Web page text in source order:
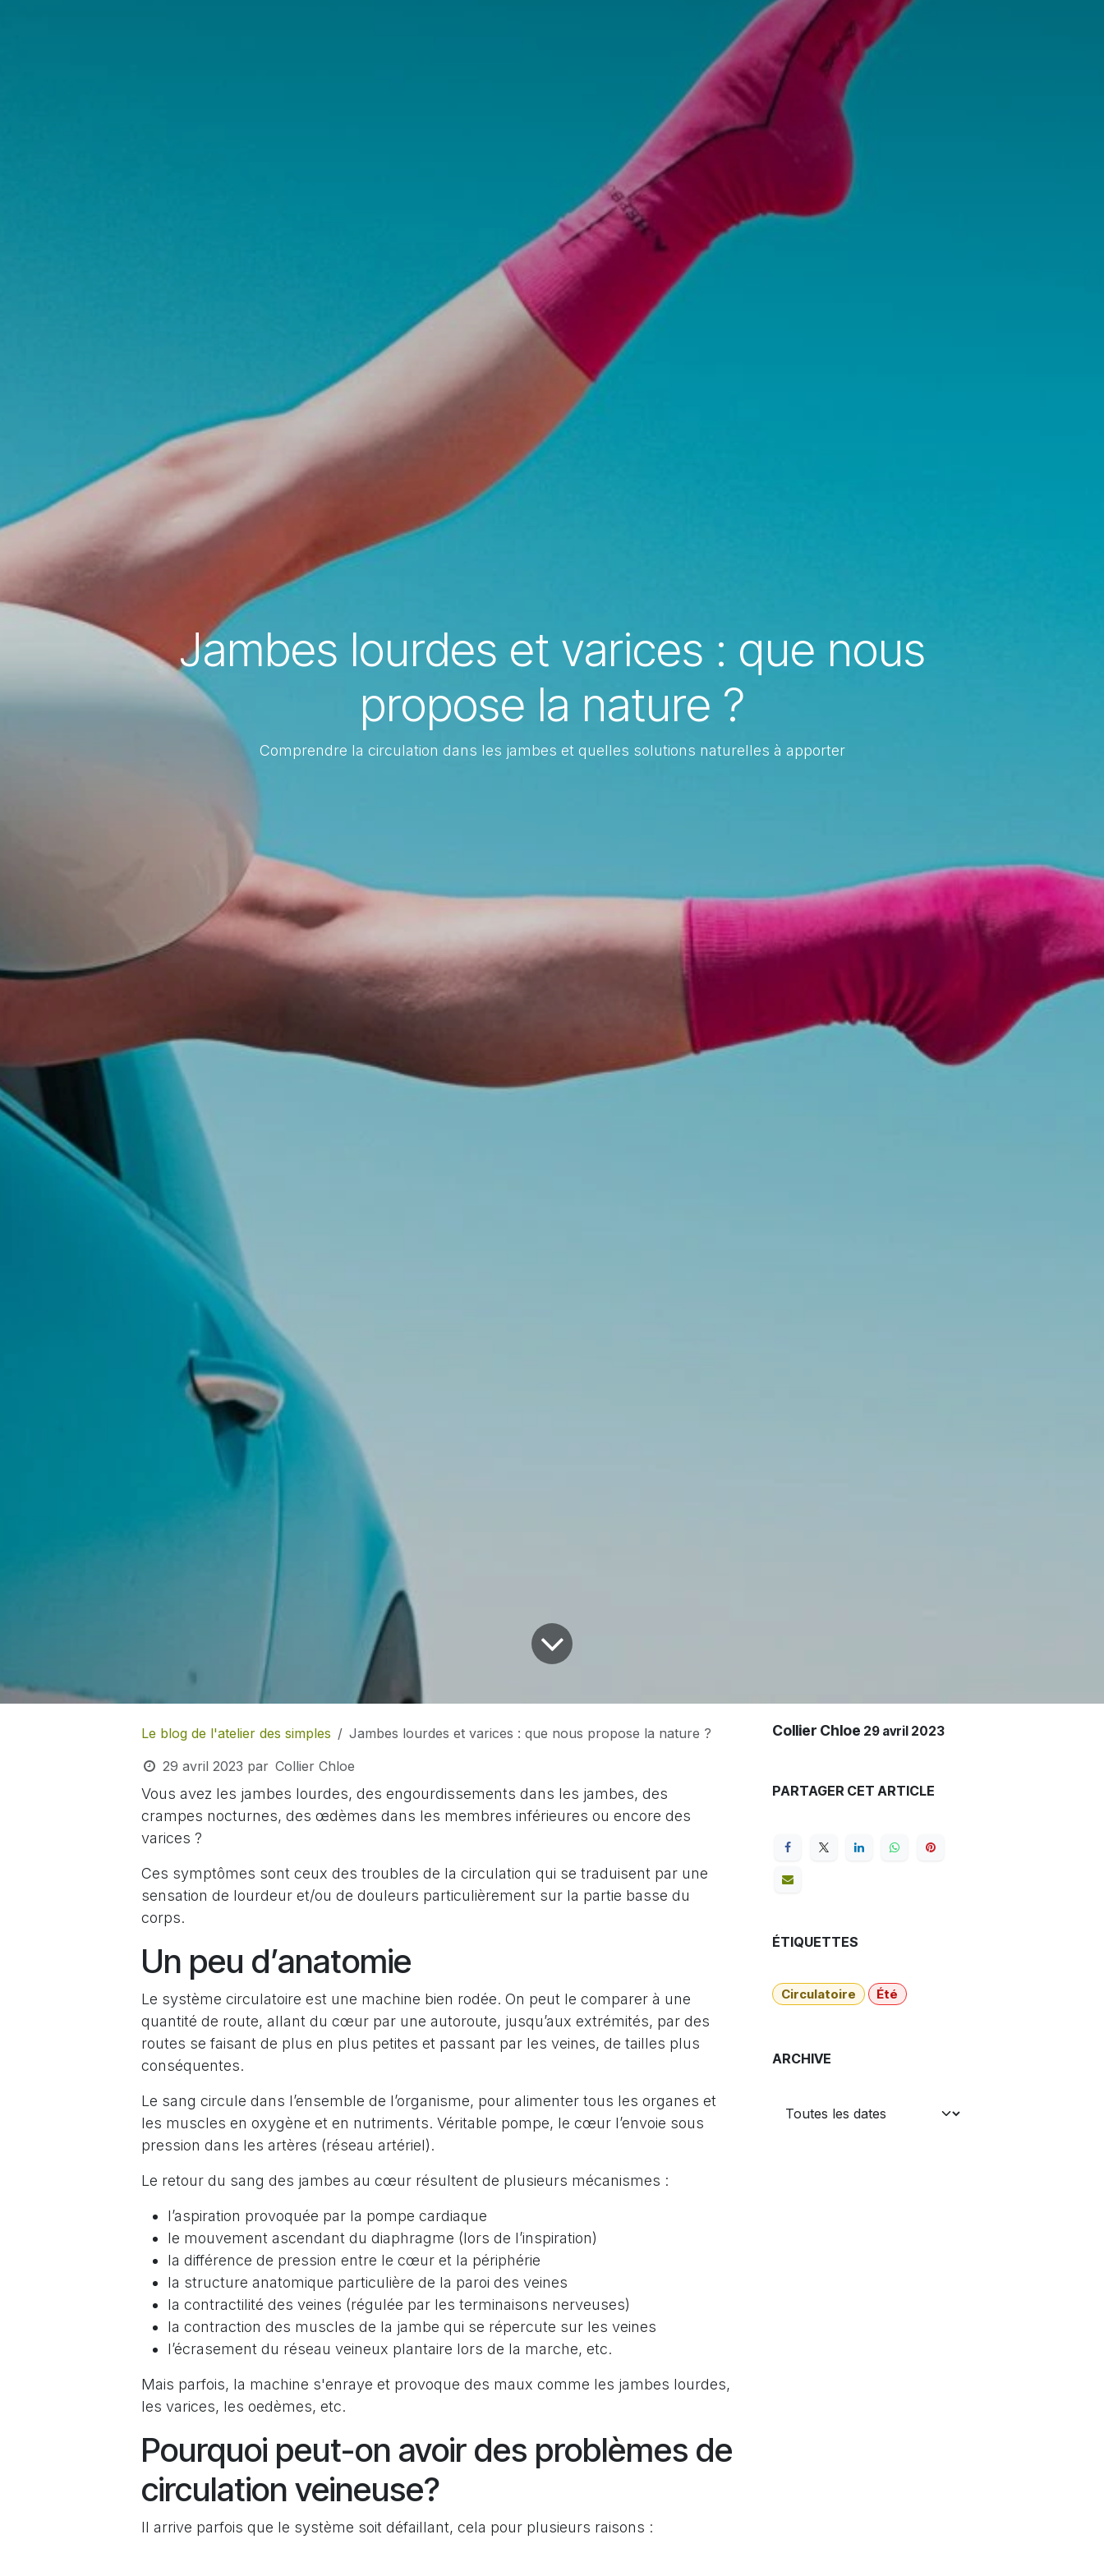
Jambes lourdes et varices : que nous
propose la nature ?
Comprendre la circulation dans les jambes et quelles solutions naturelles à apporter
Le blog de l'atelier des simples
Jambes lourdes et varices : que nous propose la nature ?
29 avril 2023 par Collier Chloe
Vous avez les jambes lourdes, des engourdissements dans les jambes, des
crampes nocturnes, des œdèmes dans les membres inférieures ou encore des
varices ?
Ces symptômes sont ceux des troubles de la circulation qui se traduisent par une
sensation de lourdeur et/ou de douleurs particulièrement sur la partie basse du
corps.
Un peu d’anatomie
Le système circulatoire est une machine bien rodée. On peut le comparer à une
quantité de route, allant du cœur par une autoroute, jusqu’aux extrémités, par des
routes se faisant de plus en plus petites et passant par les veines, de tailles plus
conséquentes.
Le sang circule dans l’ensemble de l’organisme, pour alimenter tous les organes et
les muscles en oxygène et en nutriments. Véritable pompe, le cœur l’envoie sous
pression dans les artères (réseau artériel).
Le retour du sang des jambes au cœur résultent de plusieurs mécanismes :
l’aspiration provoquée par la pompe cardiaque
le mouvement ascendant du diaphragme (lors de l’inspiration)
la différence de pression entre le cœur et la périphérie
la structure anatomique particulière de la paroi des veines
la contractilité des veines (régulée par les terminaisons nerveuses)
la contraction des muscles de la jambe qui se répercute sur les veines
l’écrasement du réseau veineux plantaire lors de la marche, etc.
Mais parfois, la machine s'enraye et provoque des maux comme les jambes lourdes,
les varices, les oedèmes, etc.
Pourquoi peut-on avoir des problèmes de
circulation veineuse?
Il arrive parfois que le système soit défaillant, cela pour plusieurs raisons :
Collier Chloe 29 avril 2023
PARTAGER CET ARTICLE
ÉTIQUETTES
Circulatoire Été
ARCHIVE